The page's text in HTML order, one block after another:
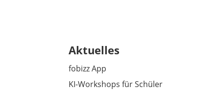
Aktuelles
fobizz App
KI-Workshops für Schüler